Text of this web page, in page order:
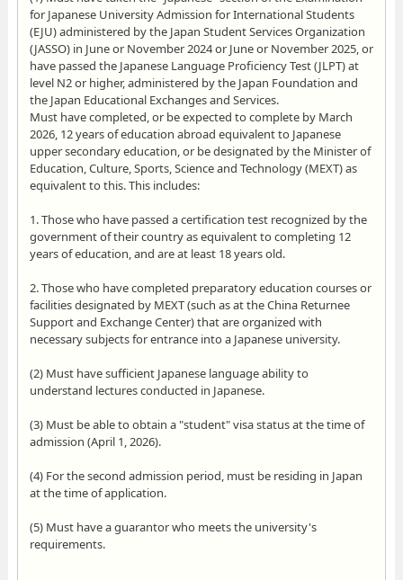
for Japanese University Admission for International Students
(EJU) administered by the Japan Student Services Organization
(JASSO) in June or November 2024 or June or November 2025, or
have passed the Japanese Language Proficiency Test (JLPT) at
level N2 or higher, administered by the Japan Foundation and
the Japan Educational Exchanges and Services.
Must have completed, or be expected to complete by March
2026, 12 years of education abroad equivalent to Japanese
upper secondary education, or be designated by the Minister of
Education, Culture, Sports, Science and Technology (MEXT) as
equivalent to this. This includes:
1. Those who have passed a certification test recognized by the
government of their country as equivalent to completing 12
years of education, and are at least 18 years old.
2. Those who have completed preparatory education courses or
facilities designated by MEXT (such as at the China Returnee
Support and Exchange Center) that are organized with
necessary subjects for entrance into a Japanese university.
(2) Must have sufficient Japanese language ability to
understand lectures conducted in Japanese.
(3) Must be able to obtain a "student" visa status at the time of
admission (April 1, 2026).
(4) For the second admission period, must be residing in Japan
at the time of application.
(5) Must have a guarantor who meets the university's
requirements.